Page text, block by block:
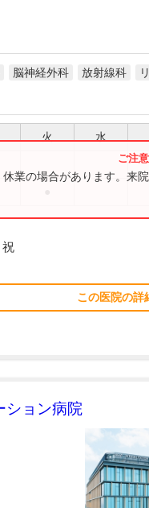
脳神経外科 放射線科
火 水
業の場合があります。来
祝
この医院の詳
ション病院